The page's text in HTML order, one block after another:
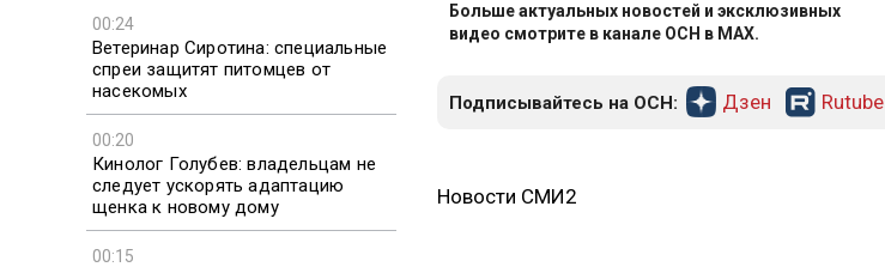
00:24
Ветеринар Сиротина: специальные
спреи защитят питомцев от
насекомых
00:20
Кинолог Голубев: владельцам не
следует ускорять адаптацию
щенка к новому дому
00:15
Больше актуальных новостей и эксклюзивных
видео смотрите в канале ОСН в MAX.
Подписывайтесь на ОСН: Дзен Rutube
Новости СМИ2